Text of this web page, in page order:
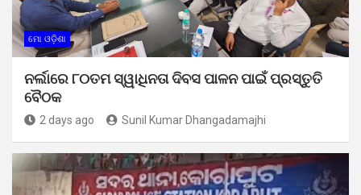
ମୋ ଓଡ଼ିଶା
ନର୍ଲାରେ ୮୦ତମ ସ୍ୱାଧିନତା ଦିବସ ପାଳନ ପାଇଁ ପ୍ରସ୍ତୁତି
ବୈଠକ
2 days ago Sunil Kumar Dhangadamajhi